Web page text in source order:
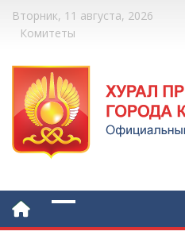
Вторник, 11 августа, 2026
Комитеты